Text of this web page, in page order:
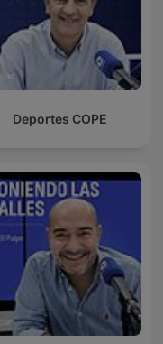
Deportes COPE